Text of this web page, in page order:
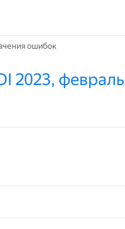
ошибок
2023,